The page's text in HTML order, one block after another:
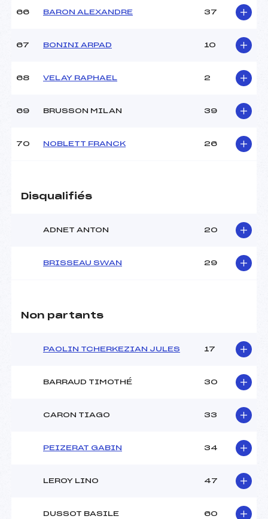
66 BARON ALEXANDRE 37
67 BONINI ARPAD 10
68 VELAY RAPHAEL 2
69 BRUSSON MILAN 39
70 NOBLETT FRANCK 26
Disqualifiés
ADNET ANTON 20
BRISSEAU SWAN 29
Non partants
PAOLIN TCHERKEZIAN JULES 17
BARRAUD TIMOTHÉ 30
CARON TIAGO 33
PEIZERAT GABIN 34
LEROY LINO 47
DUSSOT BASILE 60